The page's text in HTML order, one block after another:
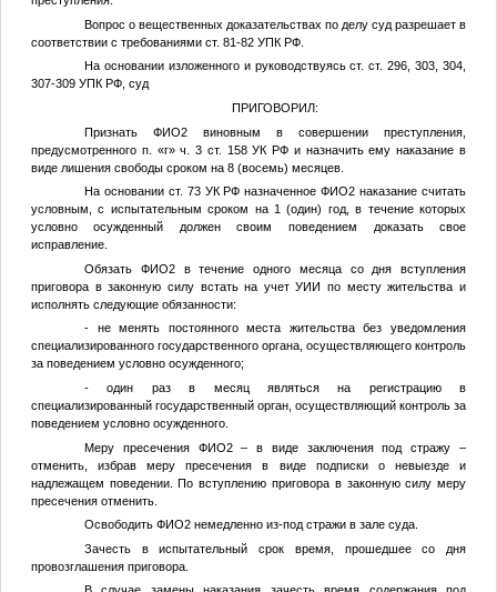
Вопрос о вещественных доказательствах по делу суд разрешает в
соответствии с требованиями ст. 81-82 УПК РФ.
На основании изложенного и руководствуясь ст. ст. 296, 303, 304,
307-309 УПК РФ, суд
ПРИГОВОРИЛ:
Признать ФИО2 виновным в совершении преступления,
предусмотренного п. «г» ч. 3 ст. 158 УК РФ и назначить ему наказание в
виде лишения свободы сроком на 8 (восемь) месяцев.
На основании ст. 73 УК РФ назначенноеФИО2 наказание считать
условным, с испытательным сроком на 1 (один) год, в течение которых
условно осужденный должен своим поведением доказать свое
исправление.
Обязать ФИО2в течение одного месяца со дня вступления
приговора в законную силу встать на учет УИИ по месту жительства и
исполнять следующие обязанности:
- не менять постоянного места жительства без уведомления
специализированного государственного органа, осуществляющего контроль
за поведением условно осужденного;
- один раз в месяц являться на регистрацию в
специализированный государственный орган, осуществляющий контроль за
поведением условно осужденного.
Меру пресечения ФИО2– в виде заключения под стражу –
отменить, избрав меру пресечения в виде подписки о невыезде и
надлежащем поведении. По вступлению приговора в законную силу меру
пресечения отменить.
Освободить ФИО2немедленно из-под стражи в зале суда.
Зачесть в испытательный срок время, прошедшее со дня
провозглашения приговора.